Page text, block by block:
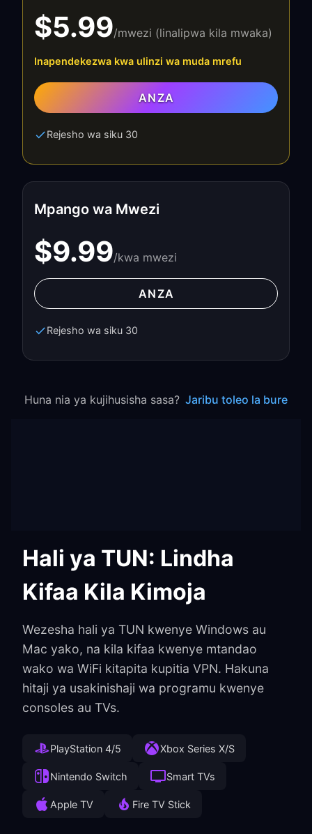
$5.99/mwezi (linalipwa kila mwaka)
Inapendekezwa kwa ulinzi wa muda mrefu
ANZA
Rejesho wa siku 30
Mpango wa Mwezi
$9.99/kwa mwezi
ANZA
Rejesho wa siku 30
Huna nia ya kujihusisha sasa? Jaribu toleo la bure
Hali ya TUN: Lindha
Kifaa Kila Kimoja
Wezesha hali ya TUN kwenye Windows au
Mac yako, na kila kifaa kwenye mtandao
wako wa WiFi kitapita kupitia VPN. Hakuna
hitaji ya usakinishaji wa programu kwenye
consoles au TVs.
PlayStation 4/5 Xbox Series X/S
Nintendo Switch Smart TVs
Apple TV Fire TV Stick